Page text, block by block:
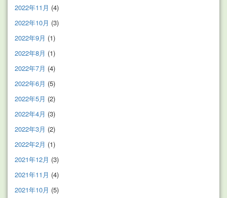
2022年11月 (4)
2022年10月 (3)
2022年9月 (1)
2022年8月 (1)
2022年7月 (4)
2022年6月 (5)
2022年5月 (2)
2022年4月 (3)
2022年3月 (2)
2022年2月 (1)
2021年12月 (3)
2021年11月 (4)
2021年10月 (5)